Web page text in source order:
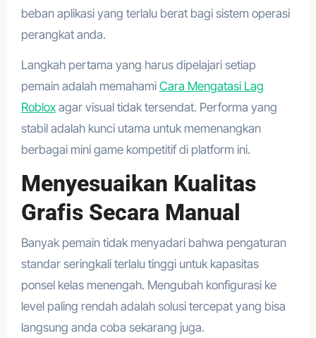
beban aplikasi yang terlalu berat bagi sistem operasi
perangkat anda.
Langkah pertama yang harus dipelajari setiap
pemain adalah memahami Cara Mengatasi Lag
Robloxagar visual tidak tersendat. Performa yang
stabil adalah kunci utama untuk memenangkan
berbagai mini game kompetitif di platform ini.
Menyesuaikan Kualitas
Grafis Secara Manual
Banyak pemain tidak menyadari bahwa pengaturan
standar seringkali terlalu tinggi untuk kapasitas
ponsel kelas menengah. Mengubah konfigurasi ke
level paling rendah adalah solusi tercepat yang bisa
langsung anda coba sekarang juga.